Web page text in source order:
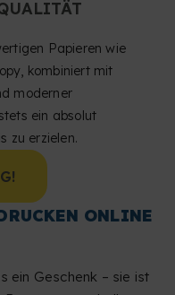
Papieren wie
kombiniert mit
moderner
ein absolut
zu erzielen.
ONLINE
ein Geschenk – sie ist